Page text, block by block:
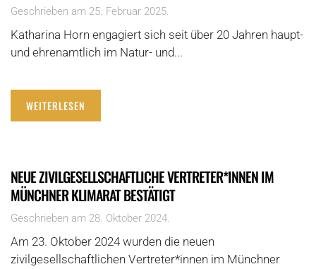
Geschrieben am 25. Februar 2025.
Katharina Horn engagiert sich seit über 20 Jahren haupt-
und ehrenamtlich im Natur- und...
WEITERLESEN
NEUE ZIVILGESELLSCHAFTLICHE VERTRETER*INNEN IM
MÜNCHNER KLIMARAT BESTÄTIGT
Geschrieben am 28. Oktober 2024.
Am 23. Oktober 2024 wurden die neuen
zivilgesellschaftlichen Vertreter*innen im Münchner